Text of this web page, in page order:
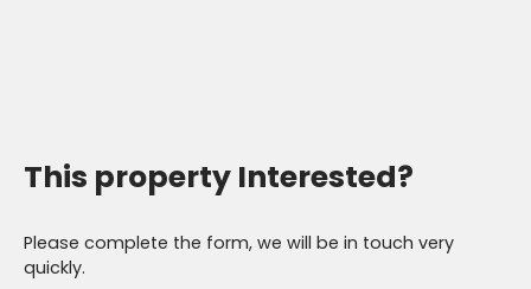
This property Interested?
Please complete the form, we will be in touch very
quickly.